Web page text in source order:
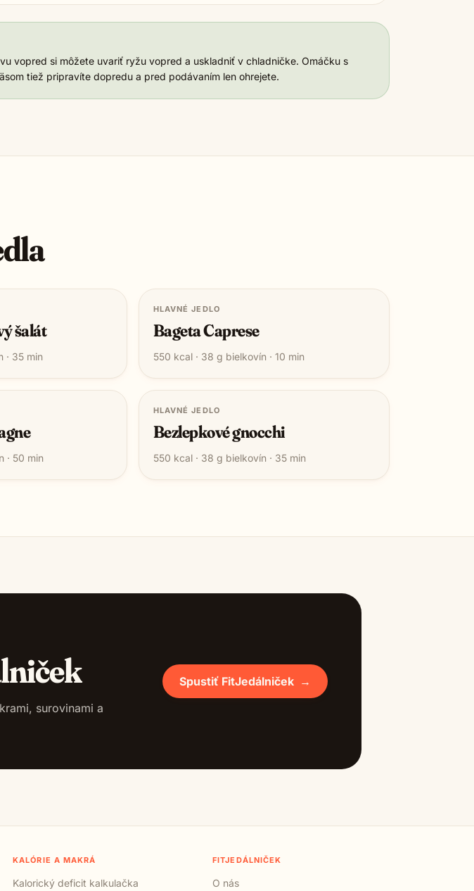
vopred si môžete uvariť ryžu vopred a uskladniť v chladničke. Omáčku s
tiež pripravíte dopredu a pred podávaním len ohrejete.
šalát
· 35 min
HLAVNÉ JEDLO
Bageta Caprese
550 kcal · 38 g bielkovín · 10 min
· 50 min
HLAVNÉ JEDLO
Bezlepkové gnocchi
550 kcal · 38 g bielkovín · 35min
surovinami a
Spustiť FitJedálniček →
KALÓRIE A MAKRÁ
Kalorický deficit kalkulačka
FITJEDÁLNIČEK
O nás